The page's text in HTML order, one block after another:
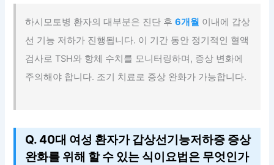
하시모토병 환자의 대부분은 진단 후6개월 이내에 갑상
선 기능 저하가 진행됩니다. 이 기간 동안 정기적인 혈액
검사로 TSH와 항체 수치를 모니터링하며, 증상 변화에
주의해야 합니다. 조기 치료로 증상 완화가 가능합니다.
Q. 40대 여성 환자가 갑상선기능저하증 증상
완화를 위해 할 수 있는 식이요법은 무엇인가